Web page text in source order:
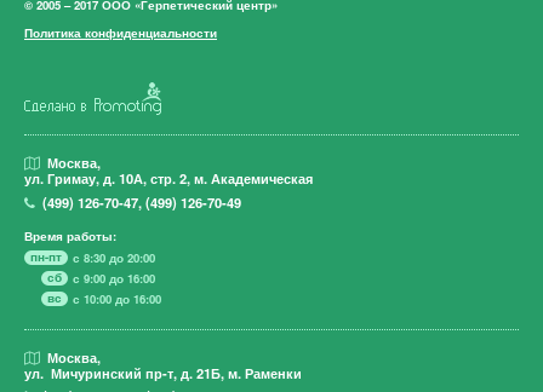
© 2005 – 2017 ООО «Герпетический центр»
Политика конфиденциальности
Москва,
ул. Гримау, д. 10А, стр. 2, м. Академическая
(499)126-70-47,(499)126-70-49
Время работы:
пн-пт
с 8:30 до 20:00
сб
с 9:00 до 16:00
вс
с 10:00 до 16:00
Москва,
ул. Мичуринский пр-т, д. 21Б, м. Раменки